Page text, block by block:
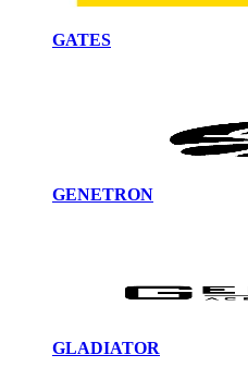
GATES
GENETRON
GLADIATOR